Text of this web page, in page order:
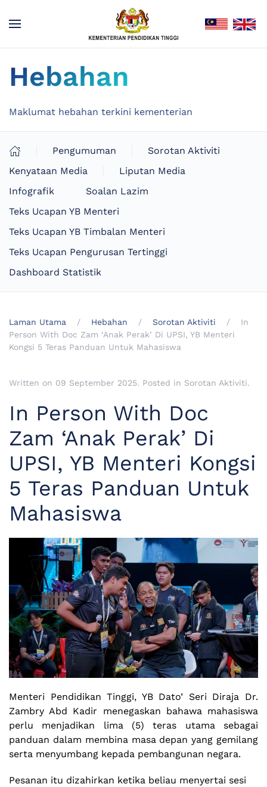
Hebahan
Maklumat hebahan terkini kementerian
Pengumuman
Sorotan Aktiviti
Kenyataan Media
Liputan Media
Infografik
Soalan Lazim
Teks Ucapan YB Menteri
Teks Ucapan YB Timbalan Menteri
Teks Ucapan Pengurusan Tertinggi
Dashboard Statistik
Laman Utama Hebahan Sorotan Aktiviti
In
Person With Doc Zam ‘Anak Perak’ Di UPSI, YB Menteri
Kongsi 5 Teras Panduan Untuk Mahasiswa
Written on 09 September 2025. Posted in Sorotan Aktiviti.
In Person With Doc
Zam ‘Anak Perak’ Di
UPSI, YB Menteri Kongsi
5 Teras Panduan Untuk
Mahasiswa
Menteri Pendidikan Tinggi, YB Dato’ Seri Diraja Dr.
Zambry Abd Kadir menegaskan bahawa mahasiswa
perlu menjadikan lima (5) teras utama sebagai
panduan dalam membina masa depan yang gemilang
serta menyumbang kepada pembangunan negara.
Pesanan itu dizahirkan ketika beliau menyertai sesi